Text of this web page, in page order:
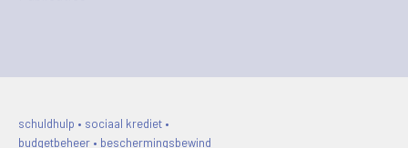
schuldhulp • sociaal krediet •
budgetbeheer • beschermingsbewind